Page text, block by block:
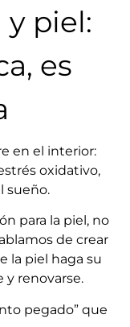
piel:
es
en el interior:
oxidativo,
sueño.
para la piel, no
de crear
la piel haga su
y renovarse.
pegado” que